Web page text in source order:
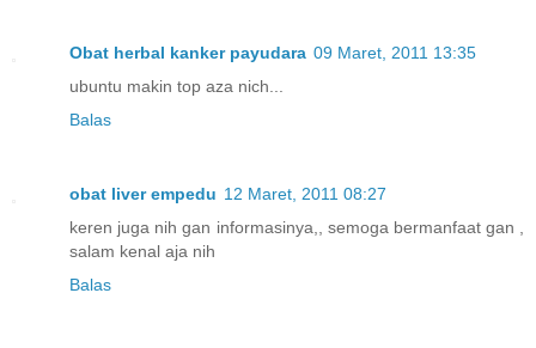
Obat herbal kanker payudara 09 Maret, 2011 13:35
ubuntu makin top aza nich...
Balas
obat liver empedu 12 Maret, 2011 08:27
keren juga nih gan informasinya,, semoga bermanfaat gan ,
salam kenal aja nih
Balas